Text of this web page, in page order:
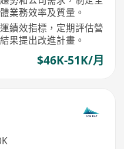
業務效率及質量。
績效指標，定期評估營
果提出改進計畫。
$46K-51K/月